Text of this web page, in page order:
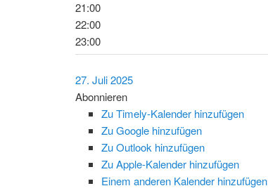
21:00
22:00
23:00
27. Juli 2025
Abonnieren
Zu Timely-Kalender hinzufügen
Zu Google hinzufügen
Zu Outlook hinzufügen
Zu Apple-Kalender hinzufügen
Einem anderen Kalender hinzufügen